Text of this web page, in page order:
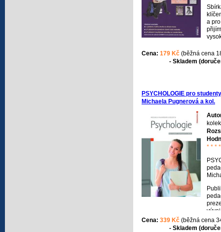
a
Cena: 179 Kč (běžná cena
- Skladem
PSYCHOLOGIE pro
Michaela Pugnerová a kol.
* * *
Cena: 339 Kč (běžná cena
- Skladem